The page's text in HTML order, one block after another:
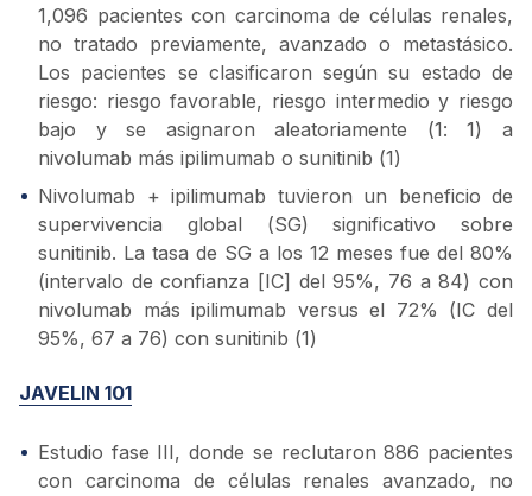
1,096 pacientes con carcinoma de células renales,
no tratado previamente, avanzado o metastásico.
Los pacientes se clasificaron según su estado de
riesgo: riesgo favorable, riesgo intermedio y riesgo
bajo y se asignaron aleatoriamente (1: 1) a
nivolumab más ipilimumab o sunitinib (1)
Nivolumab + ipilimumab tuvieron un beneficio de
supervivencia global (SG) significativo sobre
sunitinib. La tasa de SG a los 12 meses fue del 80%
(intervalo de confianza [IC] del 95%, 76 a 84) con
nivolumab más ipilimumab versus el 72% (IC del
95%, 67 a 76) con sunitinib (1)
JAVELIN 101
Estudio fase III, donde se reclutaron 886 pacientes
con carcinoma de células renales avanzado, no